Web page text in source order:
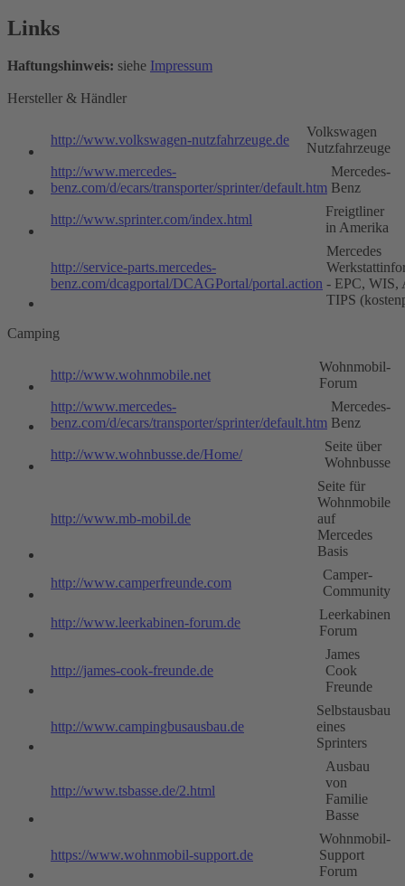
Links
Haftungshinweis: siehe Impressum
Hersteller & Händler
http://www.volkswagen-nutzfahrzeuge.de
Volkswagen
Nutzfahrzeuge
http://www.mercedes-
benz.com/d/ecars/transporter/sprinter/default.htm
Mercedes-
Benz
http://www.sprinter.com/index.html
Freigtliner
in Amerika
http://service-parts.mercedes-
benz.com/dcagportal/DCAGPortal/portal.action
Mercedes
- EPC, WIS,
TIPS
Camping
http://www.wohnmobile.net
Wohnmobil-
Forum
http://www.mercedes-
benz.com/d/ecars/transporter/sprinter/default.htm
Mercedes-
Benz
http://www.wohnbusse.de/Home/
Seite über
Wohnbusse
http://www.mb-mobil.de
Seite für
Wohnmobile
auf
Mercedes
Basis
http://www.camperfreunde.com
Camper-
Community
http://www.leerkabinen-forum.de
Leerkabinen
Forum
http://james-cook-freunde.de
James
Cook
Freunde
http://www.campingbusausbau.de
Selbstausbau
eines
Sprinters
http://www.tsbasse.de/2.html
Ausbau
von
Familie
Basse
https://www.wohnmobil-support.de
Wohnmobil-
Support
Forum